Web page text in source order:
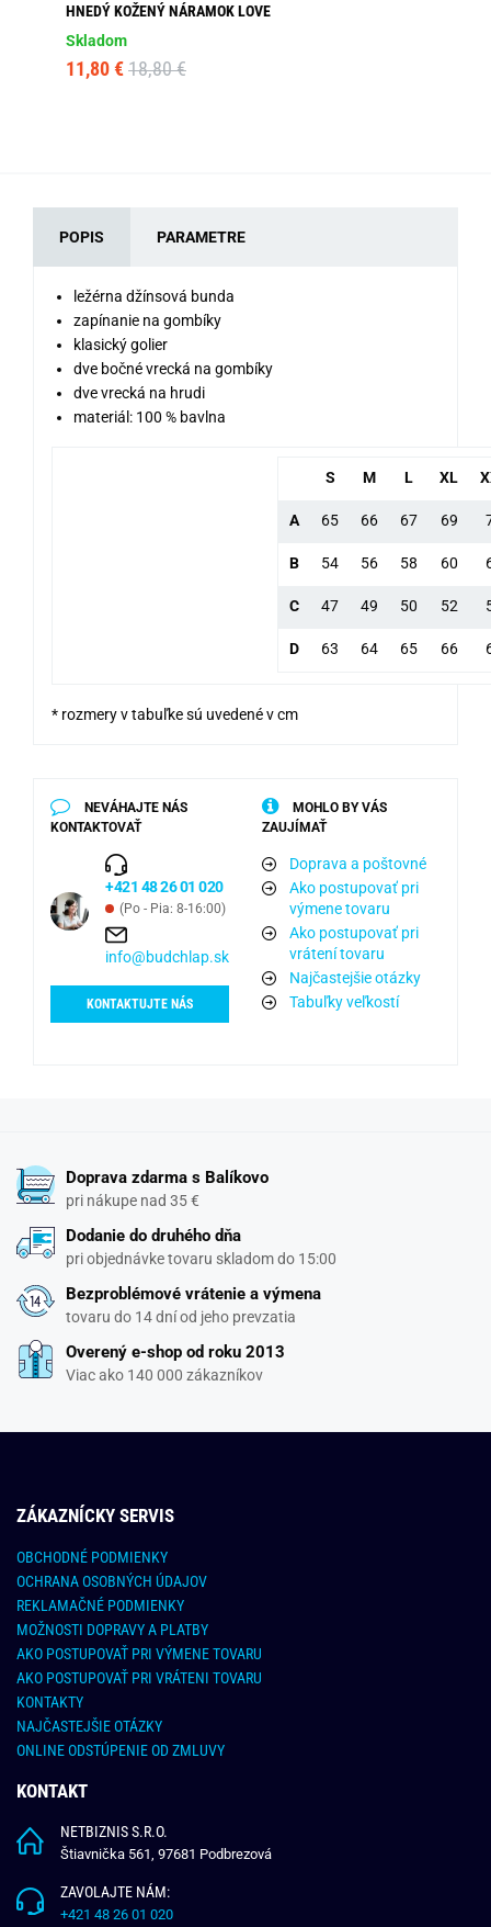
HNEDÝ KOŽENÝ NÁRAMOK LOVE
Skladom
11,80 € 18,80 €
POPIS PARAMETRE
ležérna džínsová bunda
zapínanie na gombíky
klasický golier
dve bočné vrecká na gombíky
dve vrecká na hrudi
materiál: 100 % bavlna
S M L XL
A 65 66 67 69
B 54 56 58 60
C 47 49 50 52
D 63 64 65 66
* rozmery v tabuľke sú uvedené v cm
NEVÁHAJTE NÁS
KONTAKTOVAŤ
+421 48 26 01 020
(Po - Pia: 8-16:00)
info@budchlap.sk
KONTAKTUJTE NÁS
MOHLO BY VÁS
ZAUJÍMAŤ
Doprava a poštovné
Ako postupovať pri
výmene tovaru
Ako postupovať pri
vrátení tovaru
Najčastejšie otázky
Tabuľky veľkostí
Doprava zdarma s Balíkovo
pri nákupe nad 35 €
Dodanie do druhého dňa
pri objednávke tovaru skladom do 15:00
Bezproblémové vrátenie a výmena
tovaru do 14 dní od jeho prevzatia
Overený e-shop od roku 2013
Viac ako 140 000 zákazníkov
ZÁKAZNÍCKY SERVIS
OBCHODNÉ PODMIENKY
OCHRANA OSOBNÝCH ÚDAJOV
REKLAMAČNÉ PODMIENKY
MOŽNOSTI DOPRAVY A PLATBY
AKO POSTUPOVAŤ PRI VÝMENE TOVARU
AKO POSTUPOVAŤ PRI VRÁTENI TOVARU
KONTAKTY
NAJČASTEJŠIE OTÁZKY
ONLINE ODSTÚPENIE OD ZMLUVY
KONTAKT
NETBIZNIS S.R.O.
Štiavnička 561, 97681 Podbrezová
ZAVOLAJTE NÁM:
+421 48 26 01 020